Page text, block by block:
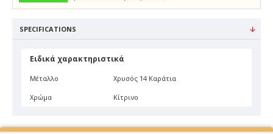
SPECIFICATIONS
Ειδικά χαρακτηριστικά
Μέταλλο Χρυσός 14 Καράτια
Χρώμα Κίτρινο